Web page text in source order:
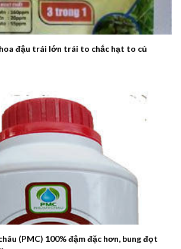
đậu trái lớn trái to chắc hạt to củ
(PMC) 100% đậm đặc hơn, bung đọt